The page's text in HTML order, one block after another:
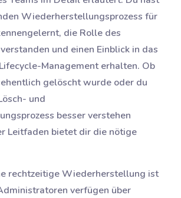
Wiederherstellungsprozess für
die Rolle des
und einen Einblick in das
Management erhalten. Ob
gelöscht wurde oder du
und
besser verstehen
Leitfaden bietet dir die nötige
rechtzeitige Wiederherstellung ist
verfügen über